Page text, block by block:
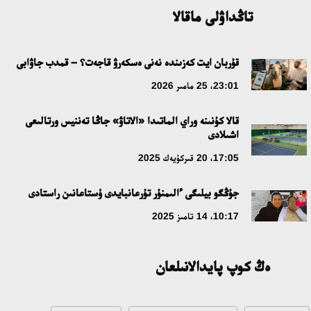
مە؟
18:16، 20 شىلدە 2026
ۇلتتىق ءارحيۆتىڭ اشىلعانىنا 20 جىل: نەگىزگى جەتىستىكتەرى مەن
دامۋ باعىتى
مەملەكەت باسشىسى كوبەيتۇز كولىنىڭ جاي-كۇيىنە نازار اۋداردى
التىن وردا تاريحىن وقىتۋدىڭ يننوۆاسيالىق تاسىلدەرى ەنگىزىلەدى
تاڭداۋلى ماقالا
قۇربان ايت كەزىندە نەنى ەسكەرۋ قاجەت؟ – قمدب جاۋابى
23:01، 25 مامىر 2026
قالا كۇنىنە وراي الماتىدا «الاتاۋ» جاڭا تەننيس ورتالىعى
اشىلادى
17:05، 20 قىركۇيەك 2025
جۇڭگو بيلىگى ءالىمنۇر تۇرعانبايدى ۇستاعانىن راستادى
10:17، 14 تامىز 2025
ەڭ كوپ پايدالانىلعان